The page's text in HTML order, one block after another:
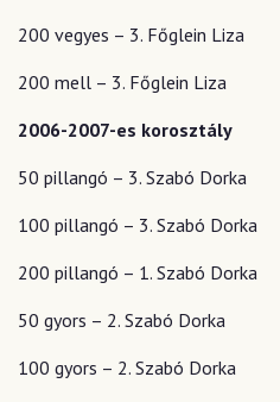
200 vegyes – 3. Főglein Liza
200 mell – 3. Főglein Liza
2006-2007-es korosztály
50 pillangó – 3. Szabó Dorka
100 pillangó – 3. Szabó Dorka
200 pillangó – 1. Szabó Dorka
50 gyors – 2. Szabó Dorka
100 gyors – 2. Szabó Dorka